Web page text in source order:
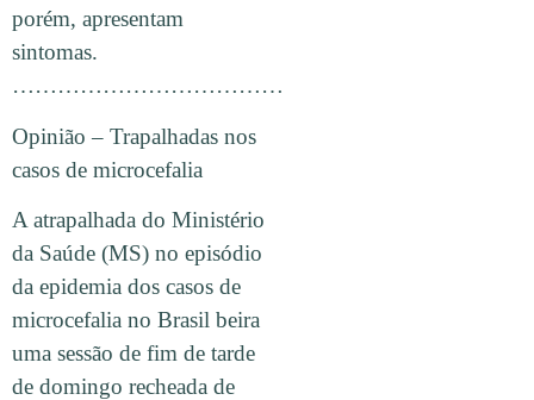
porém, apresentam
sintomas.
………………………………
Opinião – Trapalhadas nos
casos de microcefalia
A atrapalhada do Ministério
da Saúde (MS) no episódio
da epidemia dos casos de
microcefalia no Brasil beira
uma sessão de fim de tarde
de domingo recheada de